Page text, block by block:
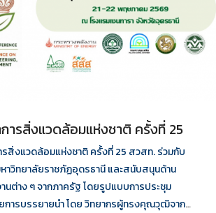
ารสิ่งแวดล้อมแห่งชาติ ครั้งที่ 25
รสิ่งแวดล้อมแห่งชาติ ครั้งที่ 25 สวสท. ร่วมกับ
าวิทยาลัยราชภัฏอุดรธานี และสนับสนุนด้าน
นต่าง ๆ จากภาครัฐ โดยรูปแบบการประชุม
การบรรยายนำ โดย วิทยากรผู้ทรงคุณวุฒิจาก